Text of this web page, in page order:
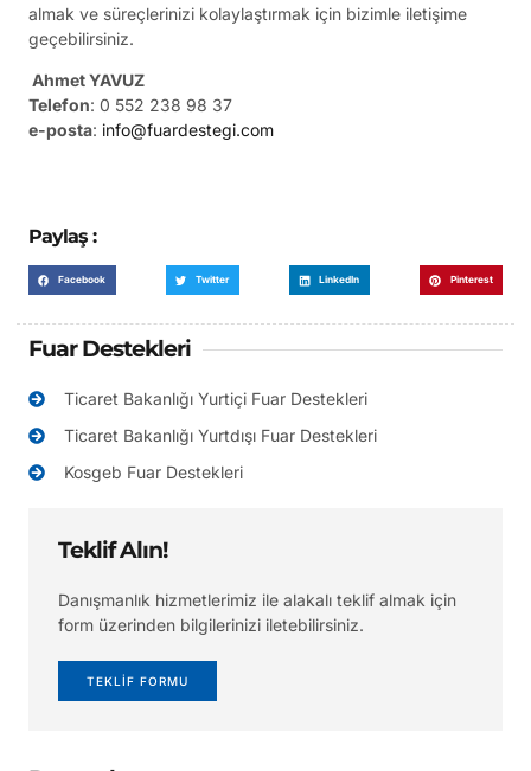
almak ve süreçlerinizi kolaylaştırmak için bizimle iletişime
geçebilirsiniz.
Ahmet YAVUZ
Telefon: 0 552 238 98 37
e-posta: info@fuardestegi.com
Paylaş :
Facebook Twitter LinkedIn Pinterest
Fuar Destekleri
Ticaret Bakanlığı Yurtiçi Fuar Destekleri
Ticaret Bakanlığı Yurtdışı Fuar Destekleri
Kosgeb Fuar Destekleri
Teklif Alın!
Danışmanlık hizmetlerimiz ile alakalı teklif almak için
form üzerinden bilgilerinizi iletebilirsiniz.
TEKLİF FORMU